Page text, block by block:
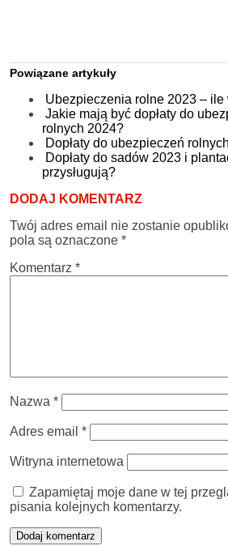
Powiązane artykuły
Ubezpieczenia rolne 2023 – ile
Jakie mają być dopłaty do
rolnych 2024?
Dopłaty do ubezpieczeń
Dopłaty do sadów 2023 i
przysługują?
DODAJ KOMENTARZ
Twój adres email nie zostanie
pola są oznaczone *
Komentarz *
Nazwa *
Adres email *
Witryna internetowa
Zapamiętaj moje dane w tej
pisania kolejnych komentarzy.